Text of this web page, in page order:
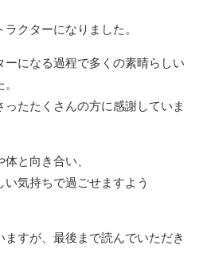
クターになりました。
ーになる過程で多くの素晴らしい
たたくさんの方に感謝していま
と向き合い、
気持ちで過ごせますよう
すが、最後まで読んでいただき